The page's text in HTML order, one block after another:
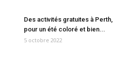
Des activités gratuites à Perth,
pour un été coloré et bien...
5 octobre 2022